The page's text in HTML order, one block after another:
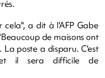
a dit à l'AFP Gabe
de maisons ont
poste a disparu. C'est
il sera difficile de